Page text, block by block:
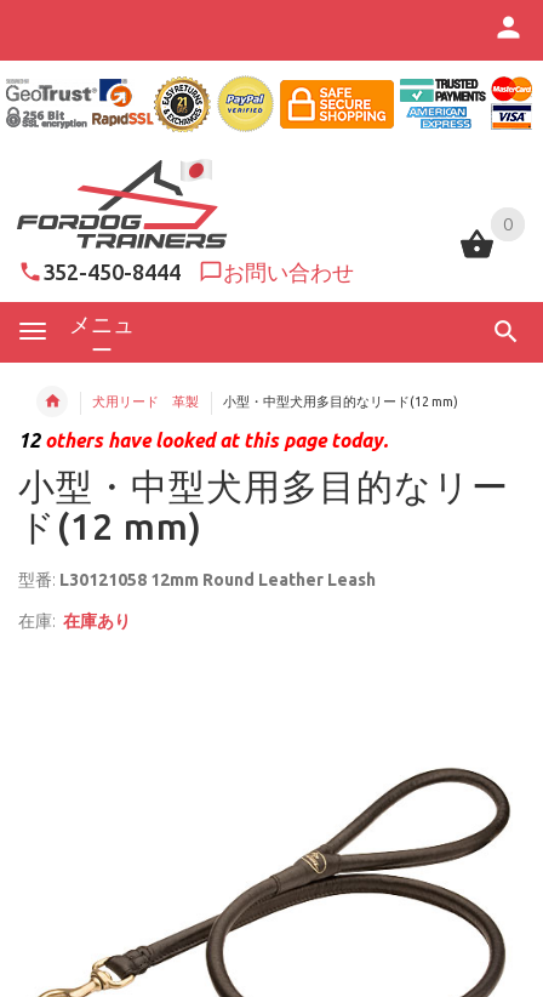
0
352-450-8444 お問い合わせ
メニュ
ー
0
犬用リード 革製 小型・中型犬用多目的なリード(12 mm)
12others have looked at this page today.
小型・中型犬用多目的なリー
ド(12 mm)
型番: L30121058 12mm Round Leather Leash
在庫: 在庫あり